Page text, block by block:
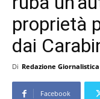
proprietà
dai
Di Redazione Giornalistica
Facebook